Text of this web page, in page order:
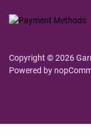
Copyright © 2026
Powered by